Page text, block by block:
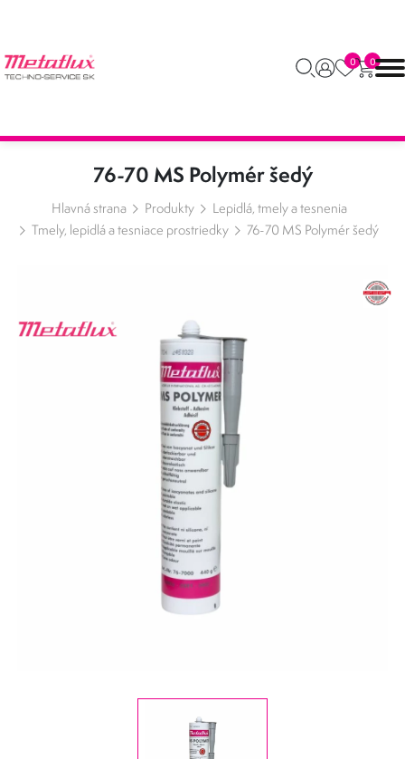
0 0
76-70 MS Polymér šedý
Hlavná strana Produkty
Lepidlá, tmely a tesnenia
Tmely, lepidlá a tesniace prostriedky
76-70 MS Polymér šedý